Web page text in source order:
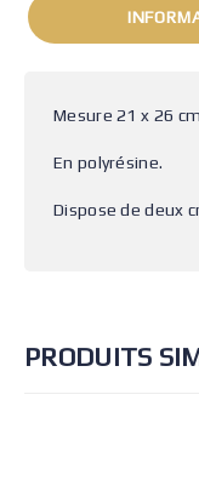
Mesure 21 x 26
En polyrésine.
Dispose de deux
PRODUITS